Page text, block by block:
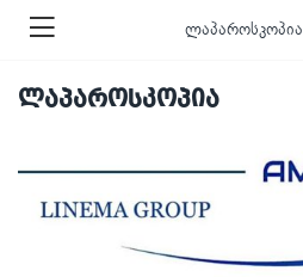
ლაპაროსკოპია
ლაპაროსკოპია